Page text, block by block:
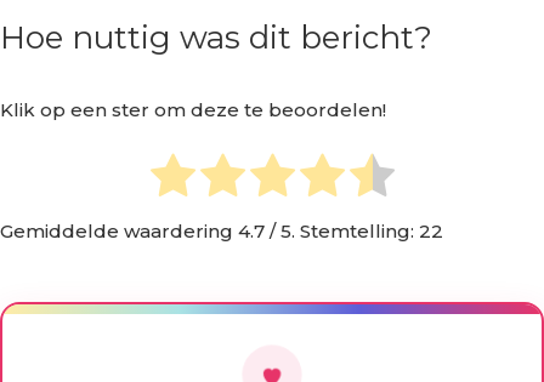
Hoe nuttig was dit bericht?
Klik op een ster om deze te beoordelen!
Gemiddelde waardering 4.7 / 5. Stemtelling: 22